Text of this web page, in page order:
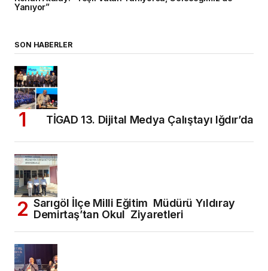
Yanıyor”
SON HABERLER
TİGAD 13. Dijital Medya Çalıştayı Iğdır’da
Sarıgöl İlçe Milli Eğitim Müdürü Yıldıray
Demirtaş’tan Okul Ziyaretleri